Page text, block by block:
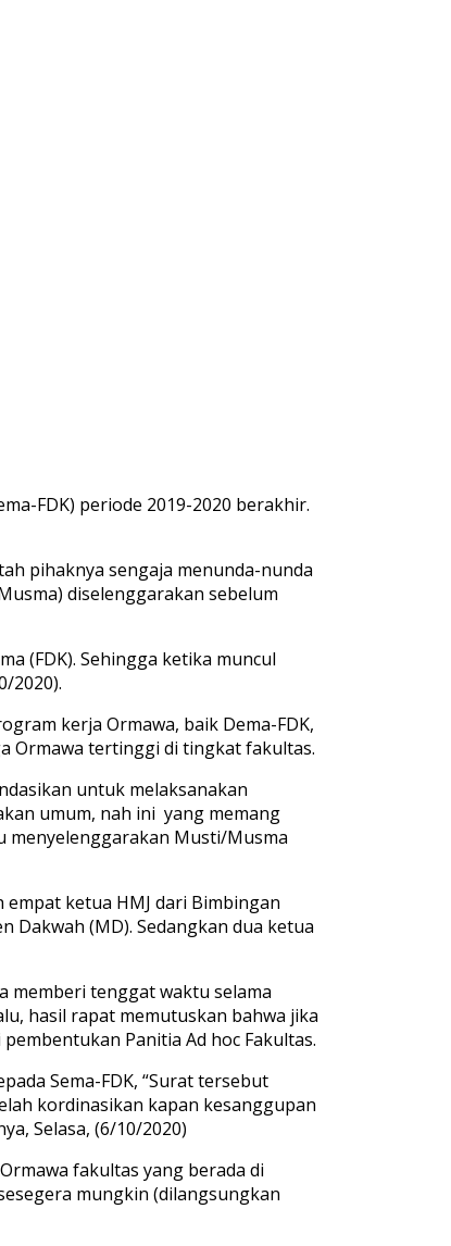
FDK) periode 2019-2020 berakhir.
pihaknya sengaja menunda-nunda
diselenggarakan sebelum
(FDK). Sehingga ketika muncul
2020).
kerja Ormawa, baik Dema-FDK,
Ormawa tertinggi di tingkat fakultas.
untuk melaksanakan
umum, nah ini yang memang
menyelenggarakan Musti/Musma
ketua HMJ dari Bimbingan
Dakwah (MD). Sedangkan dua ketua
memberi tenggat waktu selama
hasil rapat memutuskan bahwa jika
Panitia Ad hoc Fakultas.
Sema-FDK, “Surat tersebut
kordinasikan kapan kesanggupan
Selasa, (6/10/2020)
fakultas yang berada di
mungkin (dilangsungkan